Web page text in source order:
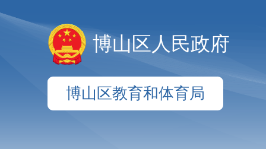
博山区人民政府
博山区教育和体育局